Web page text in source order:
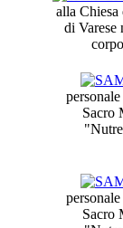
alla
di Varese
Sacro
Sacro